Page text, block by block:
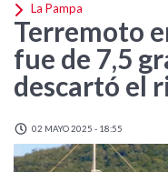
La Pampa
Terremoto
fue de 7,5
descartó el
02 MAYO 2025 - 18:55